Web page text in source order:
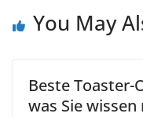
You May
Beste Toaster-
was Sie wissen